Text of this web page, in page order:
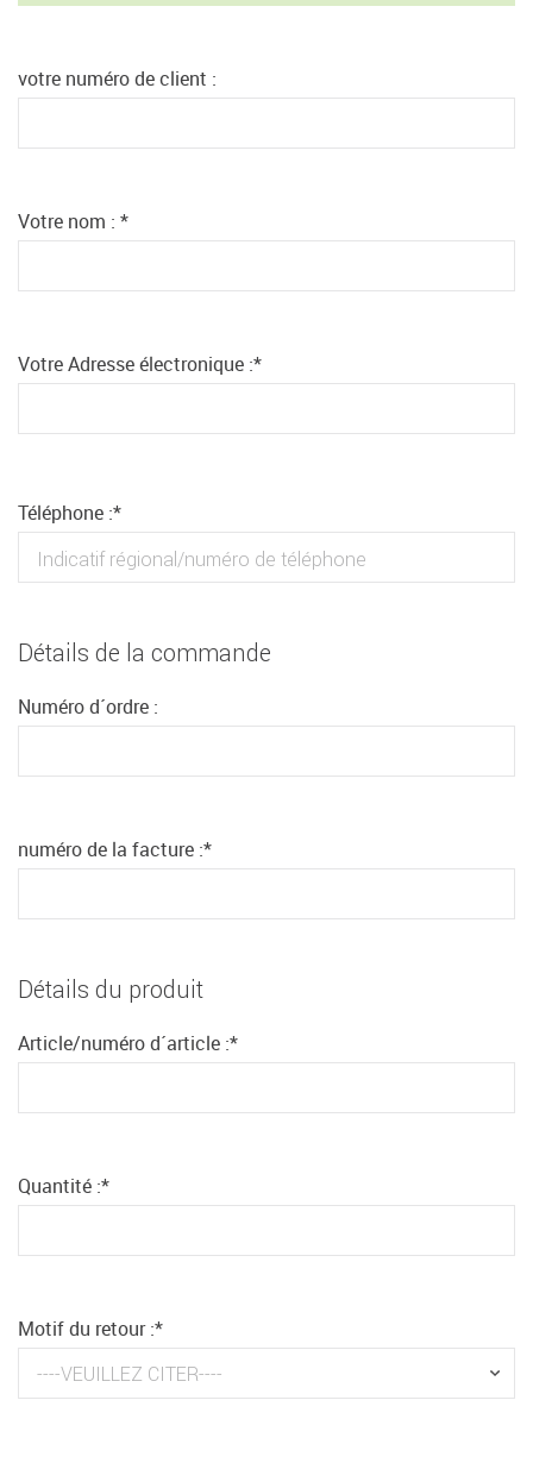
votre numéro de client :
Votre nom : *
Votre Adresse électronique :*
Téléphone :*
Détails de la commande
Numéro d´ordre :
numéro de la facture :*
Détails du produit
Article/numéro d´article :*
Quantité :*
Motif du retour :*